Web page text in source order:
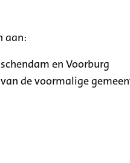
aan:
en Voorburg
de voormalige